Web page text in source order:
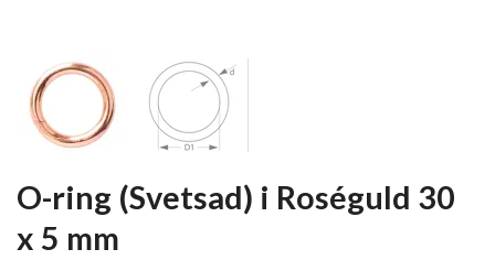
O-ring (Svetsad) i Roséguld 30
x 5 mm